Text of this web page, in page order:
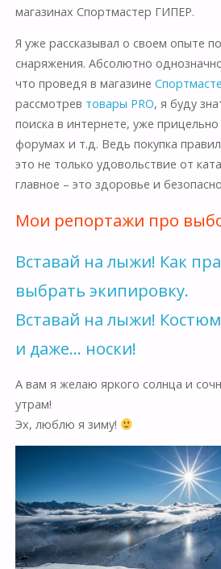
магазинах Спортмастер ГИПЕР.
Я уже рассказывал о своем опыте
снаряжения. Абсолютно
что проведя в магазине
рассмотрев товары PRO, я буду
поиска в интернете, уже
форумах и т.д. Ведь покупка
это не только удовольствие от
главное – это здоровье и
Мои репортажи про
Вставай на лыжи! Как
выбрать экипировку.
Вставай на лыжи!
и даже… носки!
А вам я желаю яркого солнца и
утрам!
Эх, люблю я зиму!